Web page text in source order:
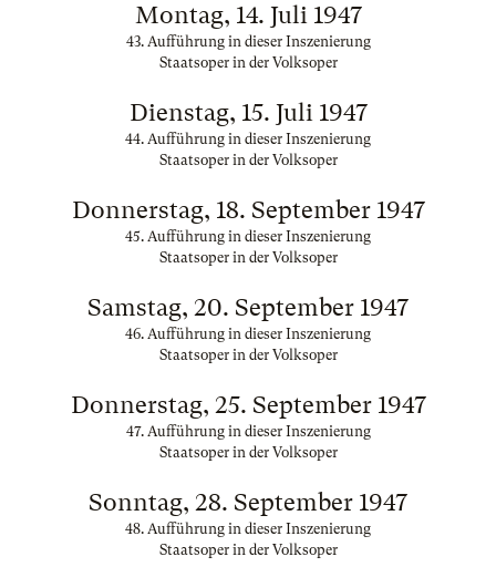
Montag, 14. Juli 1947
43. Aufführung in dieser Inszenierung
Staatsoper in der Volksoper
Dienstag, 15. Juli 1947
44. Aufführung in dieser Inszenierung
Staatsoper in der Volksoper
Donnerstag, 18. September 1947
45. Aufführung in dieser Inszenierung
Staatsoper in der Volksoper
Samstag, 20. September 1947
46. Aufführung in dieser Inszenierung
Staatsoper in der Volksoper
Donnerstag, 25. September 1947
47. Aufführung in dieser Inszenierung
Staatsoper in der Volksoper
Sonntag, 28. September 1947
48. Aufführung in dieser Inszenierung
Staatsoper in der Volksoper